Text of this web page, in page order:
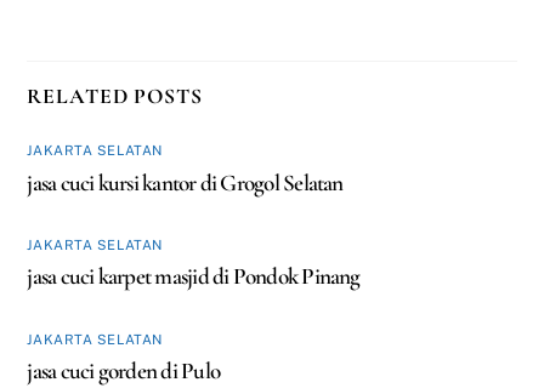
RELATED POSTS
JAKARTA SELATAN
jasa cuci kursi kantor di Grogol Selatan
JAKARTA SELATAN
jasa cuci karpet masjid di Pondok Pinang
JAKARTA SELATAN
jasa cuci gorden di Pulo